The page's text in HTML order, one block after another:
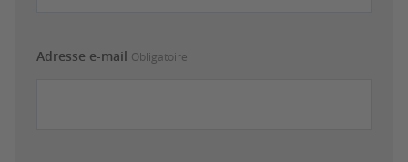
Adresse e-mail Obligatoire